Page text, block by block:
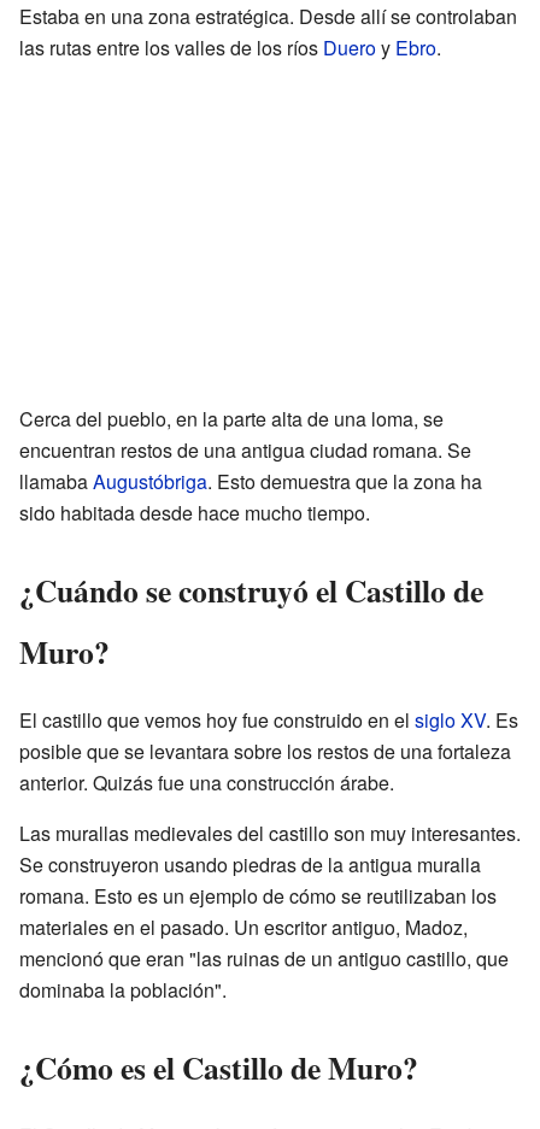
Estaba en una zona estratégica. Desde allí se controlaban
las rutas entre los valles de los ríos Dueroy Ebro.
Cerca del pueblo, en la parte alta de una loma, se
encuentran restos de una antigua ciudad romana. Se
llamabaAugustóbriga. Esto demuestra que la zona ha
sido habitada desde hace mucho tiempo.
¿Cuándo se construyó el Castillo de
Muro?
El castillo que vemos hoy fue construido en el siglo XV. Es
posible que se levantara sobre los restos de una fortaleza
anterior. Quizás fue una construcción árabe.
Las murallas medievales del castillo son muy interesantes.
Se construyeron usando piedras de la antigua muralla
romana. Esto es un ejemplo de cómo se reutilizaban los
materiales en el pasado. Un escritor antiguo, Madoz,
mencionó que eran "las ruinas de un antiguo castillo, que
dominaba la población".
¿Cómo es el Castillo de Muro?